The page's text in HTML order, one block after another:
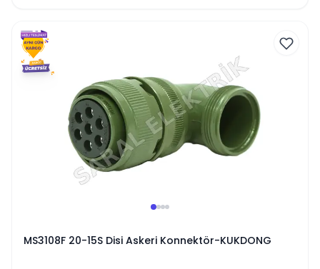
MS3108F 20-15S Disi Askeri Konnektör-KUKDONG